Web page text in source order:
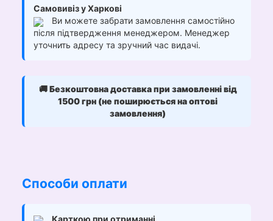
Самовивіз у Харкові
Ви можете забрати замовлення самостійно
після підтвердження менеджером. Менеджер
уточнить адресу та зручний час видачі.
🚚Безкоштовна доставка при замовленні від
1500 грн (не поширюється на оптові
замовлення)
Способи оплати